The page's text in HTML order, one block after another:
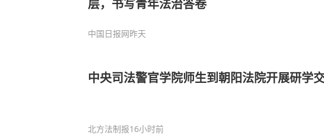
层，书写青年法治答卷
中国日报网昨天
中央司法警官学院师生到朝阳法院开展研学
北方法制报16小时前